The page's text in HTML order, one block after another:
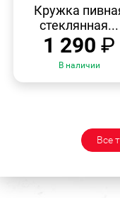
ПРОСМОТР
Кружка
стеклянная...
1 290 ₽
В наличии
Все